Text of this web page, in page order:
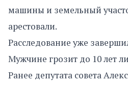
машины и земельный
арестовали.
Расследование уже
Мужчине грозит до 10 лет
Ранее депутата совета